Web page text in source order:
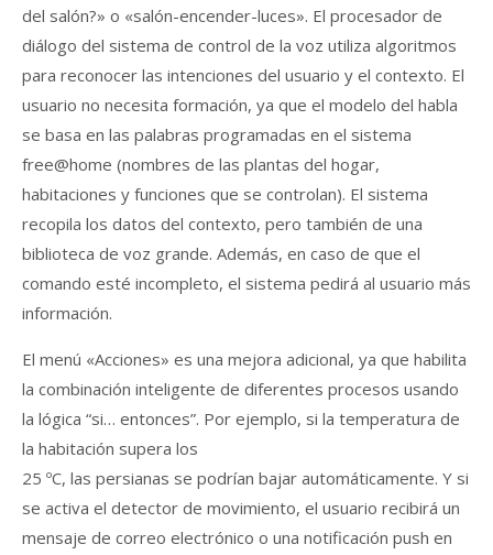
del salón?» o «salón-encender-luces». El procesador de
diálogo del sistema de control de la voz utiliza algoritmos
para reconocer las intenciones del usuario y el contexto. El
usuario no necesita formación, ya que el modelo del habla
se basa en las palabras programadas en el sistema
free@home (nombres de las plantas del hogar,
habitaciones y funciones que se controlan). El sistema
recopila los datos del contexto, pero también de una
biblioteca de voz grande. Además, en caso de que el
comando esté incompleto, el sistema pedirá al usuario más
información.
El menú «Acciones» es una mejora adicional, ya que habilita
la combinación inteligente de diferentes procesos usando
la lógica “si… entonces”. Por ejemplo, si la temperatura de
la habitación supera los
25 ºC, las persianas se podrían bajar automáticamente. Y si
se activa el detector de movimiento, el usuario recibirá un
mensaje de correo electrónico o una notificación push en